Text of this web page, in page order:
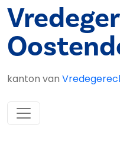
kanton van